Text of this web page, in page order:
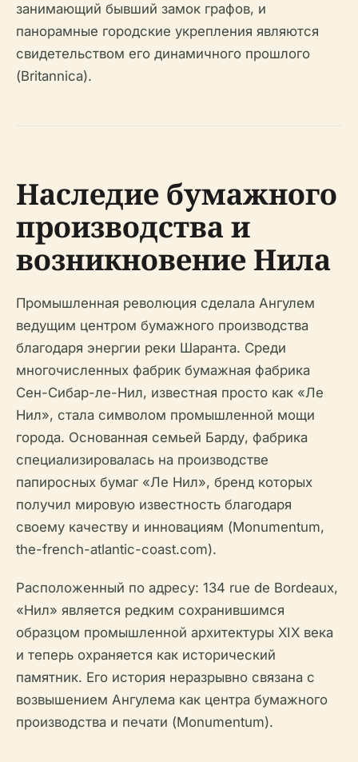
занимающий бывший замок графов, и
панорамные городские укрепления являются
свидетельством его динамичного прошлого
(Britannica).
Наследие бумажного
производства и
возникновение Нила
Промышленная революция сделала Ангулем
ведущим центром бумажного производства
благодаря энергии реки Шаранта. Среди
многочисленных фабрик бумажная фабрика
Сен-Сибар-ле-Нил, известная просто как «Ле
Нил», стала символом промышленной мощи
города. Основанная семьей Барду, фабрика
специализировалась на производстве
папиросных бумаг «Ле Нил», бренд которых
получил мировую известность благодаря
своему качеству и инновациям (Monumentum,
the-french-atlantic-coast.com).
Расположенный по адресу: 134 rue de Bordeaux,
«Нил» является редким сохранившимся
образцом промышленной архитектуры XIX века
и теперь охраняется как исторический
памятник. Его история неразрывно связана с
возвышением Ангулема как центра бумажного
производства и печати (Monumentum).